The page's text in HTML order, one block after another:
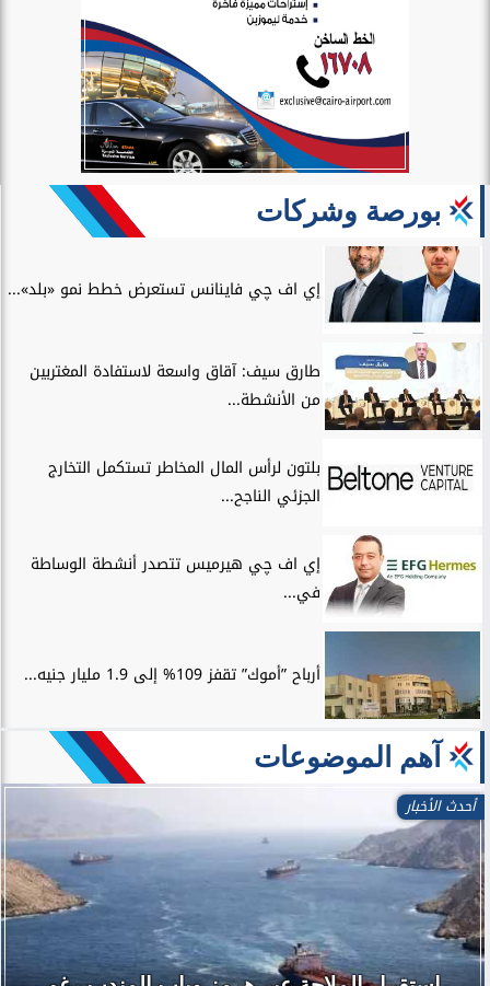
بورصة وشركات
إي اف چي فاينانس تستعرض خطط نمو «بلد»...
طارق سيف: آقاق واسعة لاستفادة المغتربين
من الأنشطة...
بلتون لرأس المال المخاطر تستكمل التخارج
الجزئي الناجح...
إي اف چي هيرميس تتصدر أنشطة الوساطة
في...
أرباح ”أموك” تقفز 109% إلى 1.9 مليار جنيه...
آهم الموضوعات
أحدث الأخبار